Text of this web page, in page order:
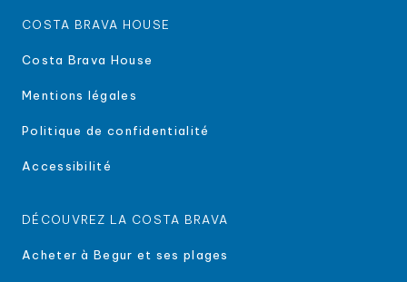
COSTA BRAVA HOUSE
Costa Brava House
Mentions légales
Politique de confidentialité
Accessibilité
DÉCOUVREZ LA COSTA BRAVA
Acheter à Begur et ses plages